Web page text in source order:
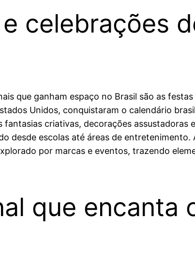
celebrações
que ganham espaço no Brasil são as
Unidos, conquistaram o calendário
criativas, decorações
desde escolas até áreas de entretenimento.
por marcas e eventos, trazendo
que encanta